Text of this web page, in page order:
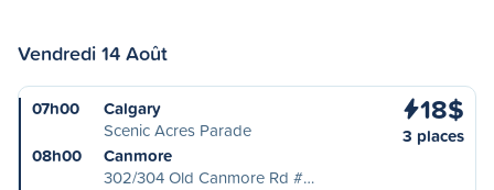
Vendredi 14 Août
07h00
Calgary
Scenic Acres Parade
08h00
Canmore
302/304 Old Canmore Rd #…
18$
3 places